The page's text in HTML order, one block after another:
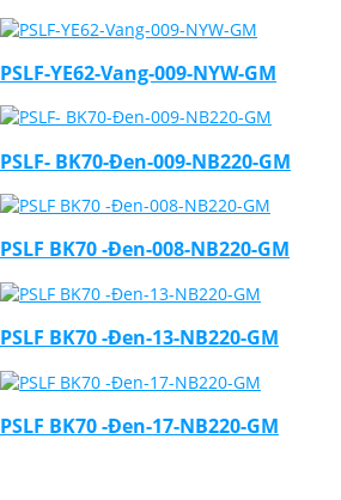
PSLF-YE62-Vang-009-NYW-GM
PSLF- BK70-Đen-009-NB220-GM
PSLF BK70 -Đen-008-NB220-GM
PSLF BK70 -Đen-13-NB220-GM
PSLF BK70 -Đen-17-NB220-GM